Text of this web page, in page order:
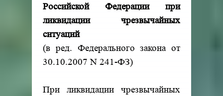
Российской Федерации при
ликвидации чрезвычайных
ситуаций
(в ред. Федерального закона от
30.10.2007 N 241-ФЗ)
При ликвидации чрезвычайных